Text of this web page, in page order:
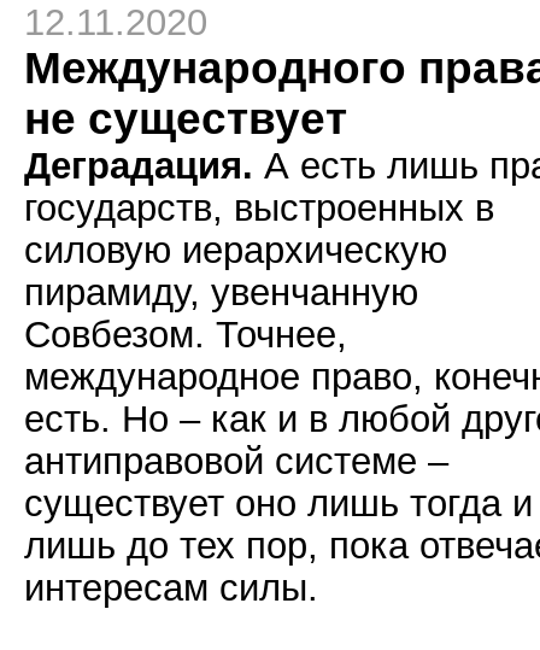
12.11.2020
Международного
не существует
Деградация. А есть лишь
государств, выстроенных в
силовую иерархическую
пирамиду, увенчанную
Совбезом. Точнее,
международное право,
есть. Но – как и в любой
антиправовой системе –
существует оно лишь тогда и
лишь до тех пор, пока
интересам силы.